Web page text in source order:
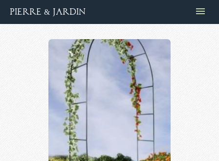
PIERRE & JARDIN